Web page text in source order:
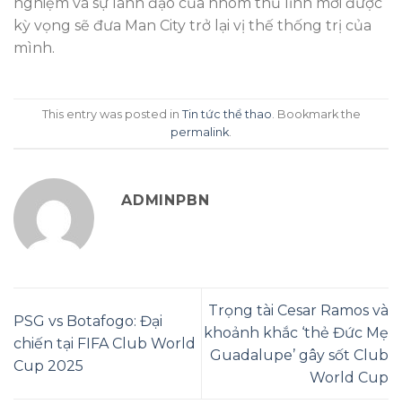
kỳ vọng sẽ đưa Man City trở lại vị thế thống trị của
mình.
This entry was posted in Tin tức thể thao . Bookmark the
permalink
ADMINPBN
PSG vs Botafogo: Đại
chiến tại FIFA Club World
Cup 2025
Trọng tài Cesar Ramos và
khoảnh khắc ‘thẻ Đức Mẹ
Guadalupe’ gây sốt Club
World Cup